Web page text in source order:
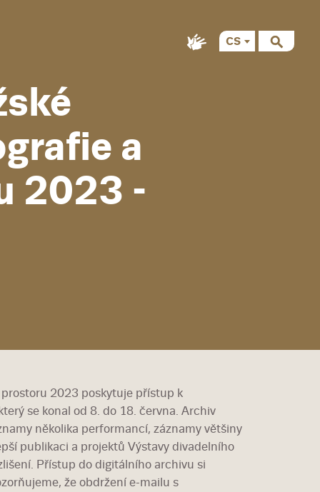
CS
a
2023 -
2023 poskytuje přístup k
se konal od 8. do 18. června. Archiv
několika performancí, záznamy většiny
publikaci a projektů Výstavy divadelního
Přístup do digitálního archivu si
že obdržení e-mailu s